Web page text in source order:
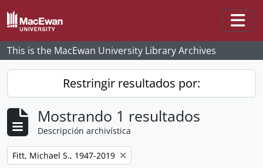
Skip to main content
This is the MacEwan University Library Archives
Restringir resultados por:
Mostrando 1 resultados
Descripción archivística
Remove filter:
Fitt, Michael S., 1947-2019